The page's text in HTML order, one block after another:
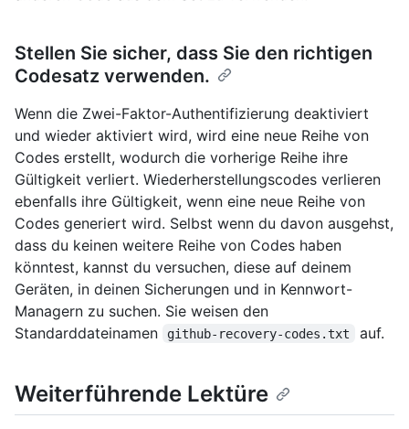
Stellen Sie sicher, dass Sie den richtigen
Codesatz verwenden.
Wenn die Zwei-Faktor-Authentifizierung deaktiviert
und wieder aktiviert wird, wird eine neue Reihe von
Codes erstellt, wodurch die vorherige Reihe ihre
Gültigkeit verliert. Wiederherstellungscodes verlieren
ebenfalls ihre Gültigkeit, wenn eine neue Reihe von
Codes generiert wird. Selbst wenn du davon ausgehst,
dass du keinen weitere Reihe von Codes haben
könntest, kannst du versuchen, diese auf deinem
Geräten, in deinen Sicherungen und in Kennwort-
Managern zu suchen. Sie weisen den
Standarddateinamen
github-recovery-codes.txt auf.
Weiterführende Lektüre